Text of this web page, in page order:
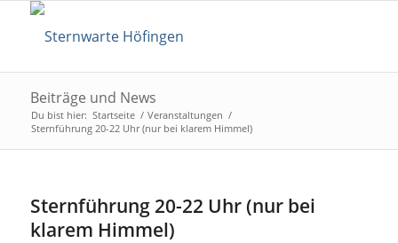
Beiträge und News
Du bist hier: Startseite / Veranstaltungen /
Sternführung 20-22 Uhr (nur bei klarem Himmel)
Sternführung 20-22 Uhr (nur bei
klarem Himmel)